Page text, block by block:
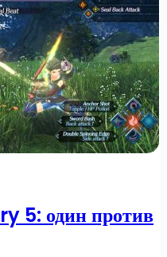
5: один против